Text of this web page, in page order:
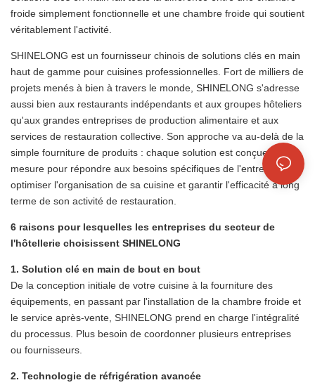
froide simplement fonctionnelle et une chambre froide qui soutient
véritablement l'activité.
SHINELONG est un fournisseur chinois de solutions clés en main
haut de gamme pour cuisines professionnelles. Fort de milliers de
projets menés à bien à travers le monde, SHINELONG s'adresse
aussi bien aux restaurants indépendants et aux groupes hôteliers
qu'aux grandes entreprises de production alimentaire et aux
services de restauration collective. Son approche va au-delà de la
simple fourniture de produits : chaque solution est conçue sur
mesure pour répondre aux besoins spécifiques de l'entreprise,
optimiser l'organisation de sa cuisine et garantir l'efficacité à long
terme de son activité de restauration.
6 raisons pour lesquelles les entreprises du secteur de
l'hôtellerie choisissent SHINELONG
1. Solution clé en main de bout en bout
De la conception initiale de votre cuisine à la fourniture des
équipements, en passant par l'installation de la chambre froide et
le service après-vente, SHINELONG prend en charge l'intégralité
du processus. Plus besoin de coordonner plusieurs entreprises
ou fournisseurs.
2. Technologie de réfrigération avancée